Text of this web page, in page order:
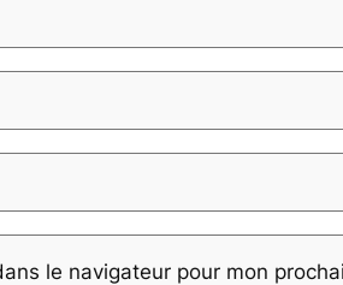
le navigateur pour mon